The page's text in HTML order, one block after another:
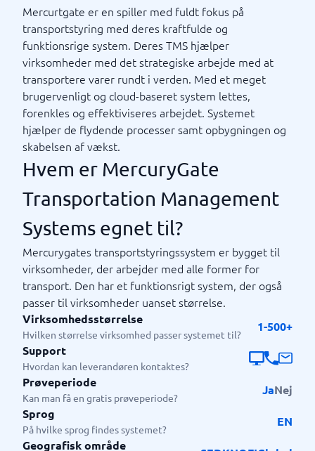
Mercurtgate er en spiller med fuldt fokus på
transportstyring med deres kraftfulde og
funktionsrige system. Deres TMS hjælper
virksomheder med det strategiske arbejde med at
transportere varer rundt i verden. Med et meget
brugervenligt og cloud-baseret system lettes,
forenkles og effektiviseres arbejdet. Systemet
hjælper de flydende processer samt opbygningen og
skabelsen af ​​vækst.
Hvem er MercuryGate
Transportation Management
Systems egnet til?
Mercurygates transportstyringssystem er bygget til
virksomheder, der arbejder med alle former for
transport. Den har et funktionsrigt system, der også
passer til virksomheder uanset størrelse.
Virksomhedsstørrelse
Hvilken størrelse virksomhed passer systemet til?
1-500+
Support
Hvordan kan leverandøren kontaktes?
Prøveperiode
Kan man få en gratis prøveperiode?
JaNej
Sprog
På hvilke sprog findes systemet?
EN
Geografisk område